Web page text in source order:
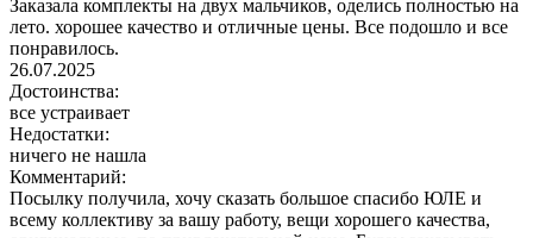
Заказала комплекты на двух мальчиков, оделись полностью на
лето. хорошее качество и отличные цены. Все подошло и все
понравилось.
26.07.2025
Достоинства:
все устраивает
Недостатки:
ничего не нашла
Комментарий:
Посылку получила, хочу сказать большое спасибо ЮЛЕ и
всему коллективу за вашу работу, вещи хорошего качества,